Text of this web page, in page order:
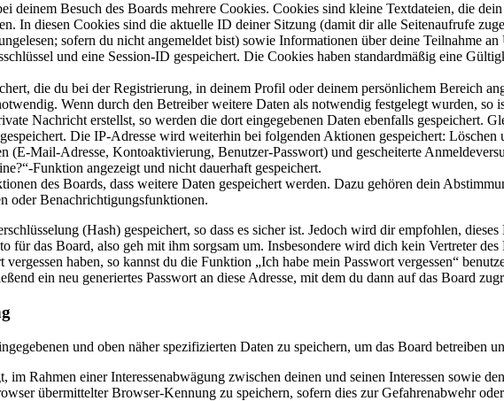
deinem Besuch des Boards mehrere Cookies. Cookies sind kleine Textdateien, die
In diesen Cookies sind die aktuelle ID deiner Sitzung (damit dir alle Seitenaufrufe
sofern du nicht angemeldet bist) sowie Informationen über deine Teilnahme
und eine Session-ID gespeichert. Die Cookies haben standardmäßig eine
die du bei der Registrierung, in deinem Profil oder deinem persönlichem Bereich
Wenn durch den Betreiber weitere Daten als notwendig festgelegt wurden, so
Nachricht erstellst, so werden die dort eingegebenen Daten ebenfalls gespeichert.
Die IP-Adresse wird weiterhin bei folgenden Aktionen gespeichert:
(E-Mail-Adresse, Kontoaktivierung, Benutzer-Passwort) und gescheiterte
Funktion angezeigt und nicht dauerhaft gespeichert.
des Boards, dass weitere Daten gespeichert werden. Dazu gehören dein
oder Benachrichtigungsfunktionen.
(Hash) gespeichert, so dass es sicher ist. Jedoch wird dir empfohlen,
für das Board, also geh mit ihm sorgsam um. Insbesondere wird dich kein Vertreter
vergessen haben, so kannst du die Funktion „Ich habe mein Passwort vergessen“
ein neu generiertes Passwort an diese Adresse, mit dem du dann auf das Board
und oben näher spezifizierten Daten zu speichern, um das Board betreiben
im Rahmen einer Interessenabwägung zwischen deinen und seinen Interessen sowie
übermittelter Browser-Kennung zu speichern, sofern dies zur Gefahrenabwehr